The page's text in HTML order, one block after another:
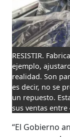
RESISTIR.
ejemplo,
realidad. Son
es decir, no se
un repuesto.
sus ventas
“El Gobierno